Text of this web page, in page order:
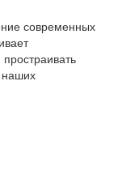
современных